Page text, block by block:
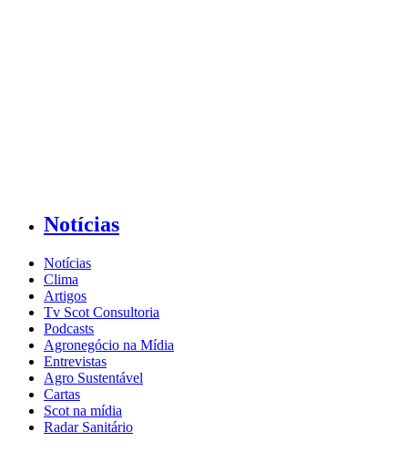
Notícias
Notícias
Clima
Artigos
Tv Scot Consultoria
Podcasts
Agronegócio na Mídia
Entrevistas
Agro Sustentável
Cartas
Scot na mídia
Radar Sanitário